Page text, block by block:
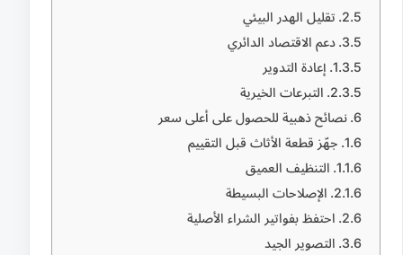
تقليل الهدر البيئي
دعم الاقتصاد الدائري
إعادة التدوير
التبرعات الخيرية
نصائح ذهبية للحصول على أعلى سعر
جهّز قطعة الأثاث قبل التقييم
التنظيف العميق
الإصلاحات البسيطة
احتفظ بفواتير الشراء الأصلية
التصوير الجيد